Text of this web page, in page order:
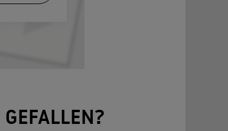
GEFALLEN?